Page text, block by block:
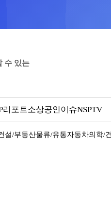
수 있는
리포트소상공인이슈NSPTV
설/부동산물류/유통자동차의학/